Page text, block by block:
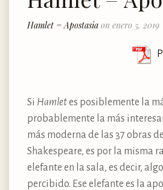
Hamlet = Apostasia on enero 5, 2019
Si Hamletes posiblemente la
probablemente la más
más moderna de las 37 obras
Shakespeare, es por la misma
elefante en la sala, es decir,
percibido. Ese elefante es la